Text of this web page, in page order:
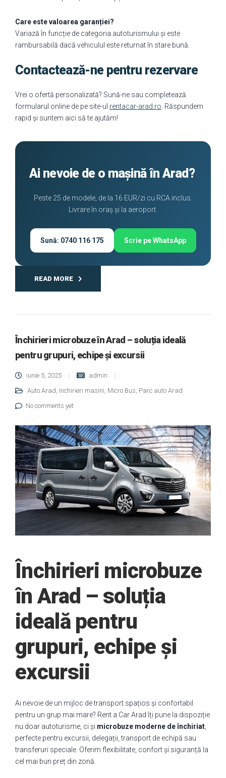
Care este valoarea garanției?
Variază în funcție de categoria autoturismului și este
rambursabilă dacă vehiculul este returnat în stare bună.
Contactează-ne pentru rezervare
Vrei o ofertă personalizată? Sună-ne sau completează
formularul online de pe site-ul rentacar-arad.ro . Răspundem
rapid și suntem aici să te ajutăm!
Ai nevoie de o mașină în Arad?
Peste 25 de modele, de la 16 EUR/zi cu RCA inclus.
Livrare în oraș și la aeroport.
Sună: 0740 116 175 Scrie pe WhatsApp
READ MORE
Închirieri microbuze în Arad – soluția ideală
pentru grupuri, echipe și excursii
iunie 5, 2025
admin
Auto Arad, Inchirieri masini, Micro Bus, Parc auto Arad
No comments yet
Închirieri microbuze
în Arad – soluția
ideală pentru
grupuri, echipe și
excursii
Ai nevoie de un mijloc de transport spațios și confortabil
pentru un grup mai mare? Rent a Car Arad îți pune la dispoziție
nu doar autoturisme, ci și microbuze moderne de închiriat
perfecte pentru excursii, delegații, transport de echipă sau
transferuri speciale. Oferim flexibilitate, confort și siguranță la
cel mai bun preț din zonă.